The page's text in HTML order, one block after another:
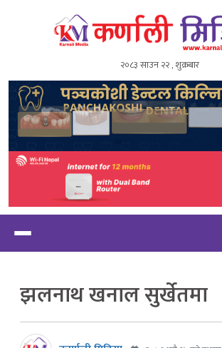
२०८३ साउन २२ , शुक्रबार
झलनाथ खनाल सुर्खेतमा